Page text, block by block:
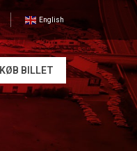
English
KØB BILLET